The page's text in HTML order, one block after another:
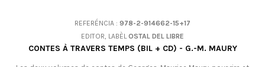
REFERÉNCIA : 978-2-914662-15+17
EDITOR, LABÈLOSTAL DEL LIBRE
CONTES À TRAVERS TEMPS (BIL + CD) - G.-M. MAURY